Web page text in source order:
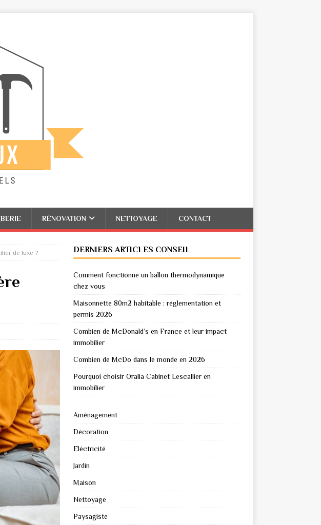
RÉNOVATION NETTOYAGE CONTACT
de luxe ? DERNIERS ARTICLES CONSEIL
Comment fonctionne un ballon thermodynamique
chez vous
Maisonnette 80m2 habitable : réglementation et
permis 2026
Combien de McDonald’s en France et leur impact
immobilier
Combien de McDo dans le monde en 2026
Pourquoi choisir Oralia Cabinet Lescallier en
immobilier
Aménagement
Décoration
Eléctricité
Jardin
Maison
Nettoyage
Paysagiste